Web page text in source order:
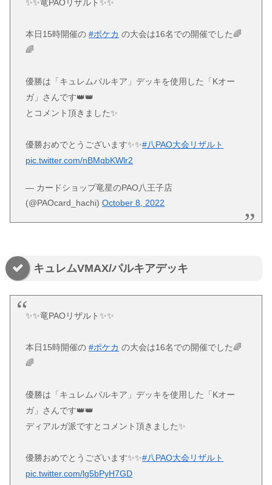
✨✨竜PAOリザルト✨✨
本日15時開催の#ポケカ の大会は16名での開催でした🌈
🌈
優勝は「キュレムパルキア」デッキを使用した「Kオー
ガ」さんです👑👑
とコメント頂きました✨️
優勝おめでとうございます✨✨#八PAO大会リザルト
pic.twitter.com/nBMqbKWlr2
— カードショップ竜星のPAO八王子店
(@PAOcard_hachi)October 8, 2022
キュレムVMAX/パルキアデッキ
✨✨竜PAOリザルト✨✨
本日15時開催の#ポケカ の大会は16名での開催でした🌈
🌈
優勝は「キュレムパルキア」デッキを使用した「Kオー
ガ」さんです👑👑
ディアルガ派ですとコメント頂きました✨️
優勝おめでとうございます✨✨#八PAO大会リザルト
pic.twitter.com/lg5bPyH7GD